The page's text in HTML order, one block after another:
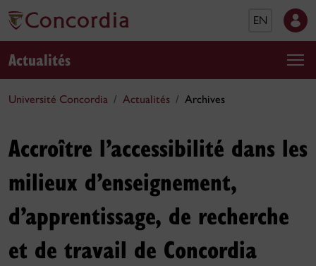
EN
Actualités
Université Concordia Actualités Archives
Accroître l’accessibilité dans les
milieux d’enseignement,
d’apprentissage, de recherche
et de travail de Concordia